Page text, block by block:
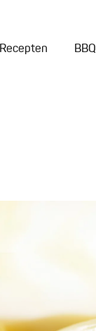
Recepten BBQ